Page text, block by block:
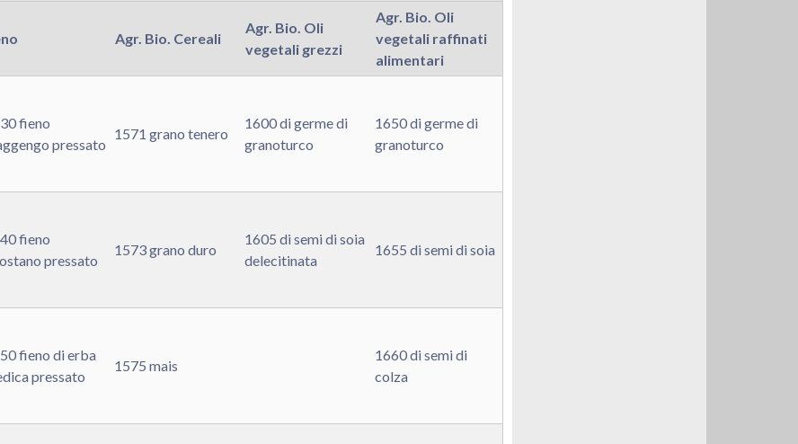
Agr. Bio. Cereali
Agr. Bio. Oli
vegetali grezzi
Agr. Bio. Oli
vegetali raffinati
alimentari
fieno
pressato
1571 grano tenero
1600 di germe di
granoturco
1650 di germe di
granoturco
fieno
pressato
1573 grano duro
1605 di semi di soia
delecitinata
1655 di semi di soia
fieno di erba
pressato
1575 mais
1660 di semi di
colza